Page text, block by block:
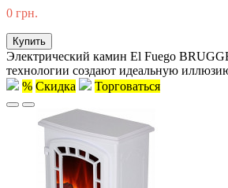
0 грн.
Купить
Электрический камин El Fuego
технологии создают идеальную
% Скидка Торговаться